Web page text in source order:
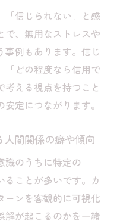
「信じられない」と感
で、無用なストレスや
例もあります。信じ
「どの程度なら信用で
考える視点を持つこと
定につながります。
間関係の癖や傾向
識のうちに特定の
ることが多いです。カ
ーンを客観的に可視化
解が起こるのかを一緒